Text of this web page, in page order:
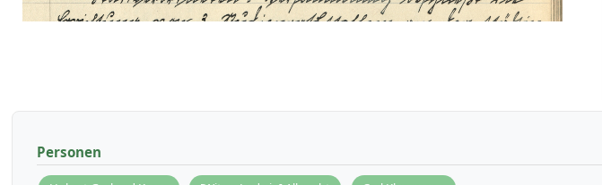
Personen